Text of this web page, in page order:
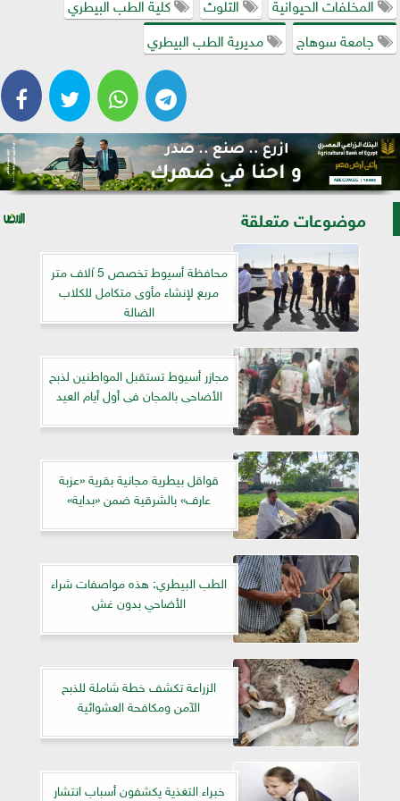
جامعة سوهاج
مديرية الطب البيطري
موضوعات متعلقة
محافظة أسيوط تخصص 5 آلاف متر
مربع لإنشاء مأوى متكامل للكلاب
الضالة
مجازر أسيوط تستقبل المواطنين لذبح
الأضاحى بالمجان فى أول أيام العيد
قواقل بيطرية مجانية بقرية «عزبة
عارف» بالشرقية ضمن «بداية»
الطب البيطري: هذه مواصفات شراء
الأضاحي بدون غش
الزراعة تكشف خطة شاملة للذبح
الآمن ومكافحة العشوائية
خبراء التغذية يكشفون أسباب انتشار